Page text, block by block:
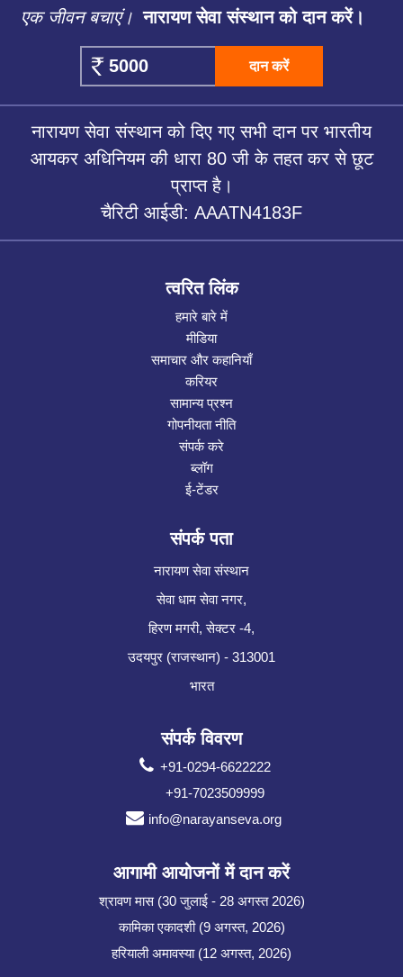
एक जीवन बचाएं। नारायण सेवा संस्थान को दान करें।
दान करें
नारायण सेवा संस्थान को दिए गए सभी दान पर भारतीय
आयकर अधिनियम की धारा 80 जी के तहत कर से छूट
प्राप्त है।
चैरिटी आईडी: AAATN4183F
त्वरित लिंक
हमारे बारे में
मीडिया
समाचार और कहानियाँ
करियर
सामान्य प्रश्न
गोपनीयता नीति
संपर्क करे
ब्लॉग
ई-टेंडर
संपर्क पता
नारायण सेवा संस्थान
सेवा धाम सेवा नगर,
हिरण मगरी, सेक्टर -4,
उदयपुर (राजस्थान) - 313001
भारत
संपर्क विवरण
+91-0294-6622222
+91-7023509999
info@narayanseva.org
आगामी आयोजनों में दान करें
श्रावण मास (30 जुलाई - 28 अगस्त 2026)
कामिका एकादशी (9 अगस्त, 2026)
हरियाली अमावस्या (12 अगस्त, 2026)